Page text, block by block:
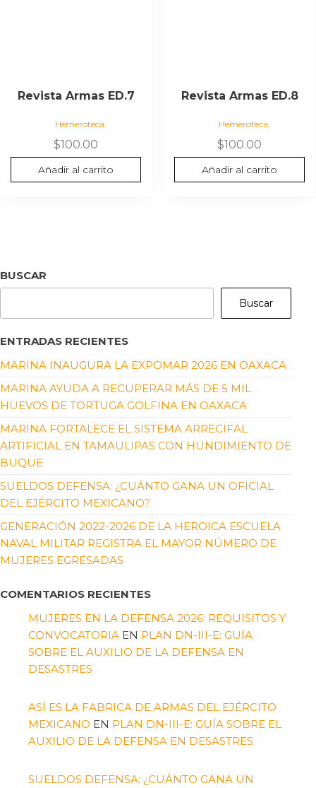
Revista Armas ED.7
Hemeroteca
$100.00
Añadir al carrito
Revista Armas ED.8
Hemeroteca
$100.00
Añadir al carrito
BUSCAR
Buscar
ENTRADAS RECIENTES
MARINA INAUGURA LA EXPOMAR 2026 EN OAXACA
MARINA AYUDA A RECUPERAR MÁS DE 5 MIL
HUEVOS DE TORTUGA GOLFINA EN OAXACA
MARINA FORTALECE EL SISTEMA ARRECIFAL
ARTIFICIAL EN TAMAULIPAS CON HUNDIMIENTO DE
BUQUE
SUELDOS DEFENSA: ¿CUÁNTO GANA UN OFICIAL
DEL EJÉRCITO MEXICANO?
GENERACIÓN 2022-2026 DE LA HEROICA ESCUELA
NAVAL MILITAR REGISTRA EL MAYOR NÚMERO DE
MUJERES EGRESADAS
COMENTARIOS RECIENTES
MUJERES EN LA DEFENSA 2026: REQUISITOS Y
CONVOCATORIA EN PLAN DN-III-E: GUÍA
SOBRE EL AUXILIO DE LA DEFENSA EN
DESASTRES
ASÍ ES LA FABRICA DE ARMAS DEL EJÉRCITO
MEXICANO EN PLAN DN-III-E: GUÍA SOBRE EL
AUXILIO DE LA DEFENSA EN DESASTRES
SUELDOS DEFENSA: ¿CUÁNTO GANA UN